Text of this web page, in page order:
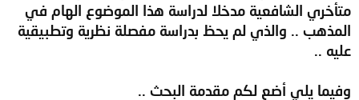
متأخري الشافعية مدخلا لدراسة هذا الموضوع الهام في
المذهب .. والذي لم يحظ بدراسة مفصلة نظرية وتطبيقية
عليه ..
وفيما يلي أضع لكم مقدمة البحث ..